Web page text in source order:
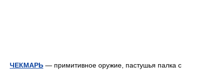
ЧЕКМАРЬ — примитивное оружие, пастушья палка с